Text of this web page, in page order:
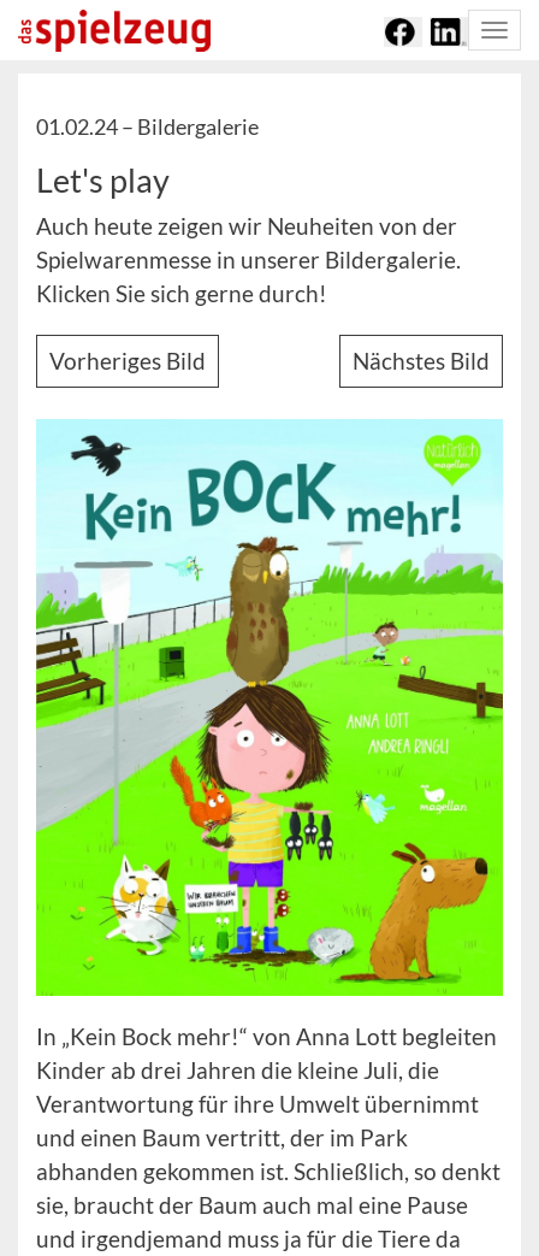
01.02.24 – Bildergalerie
Let's play
Auch heute zeigen wir Neuheiten von der
Spielwarenmesse in unserer Bildergalerie.
Klicken Sie sich gerne durch!
Vorheriges Bild Nächstes Bild
In „Kein Bock mehr!“ von Anna Lott begleiten
Kinder ab drei Jahren die kleine Juli, die
Verantwortung für ihre Umwelt übernimmt
und einen Baum vertritt, der im Park
abhanden gekommen ist. Schließlich, so denkt
sie, braucht der Baum auch mal eine Pause
und irgendjemand muss ja für die Tiere da